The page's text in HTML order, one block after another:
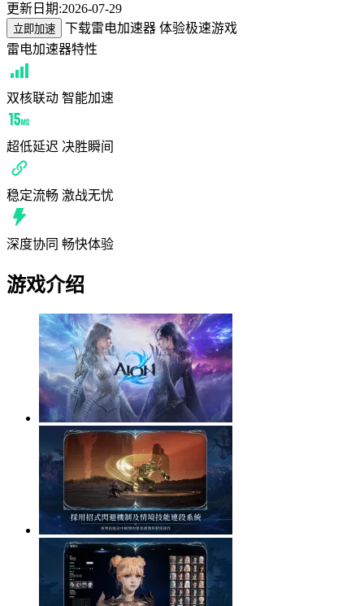
更新日期:2026-07-29
立即加速
下载雷电加速器 体验极速游戏
雷电加速器特性
双核联动 智能加速
超低延迟 决胜瞬间
稳定流畅 激战无忧
深度协同 畅快体验
游戏介绍